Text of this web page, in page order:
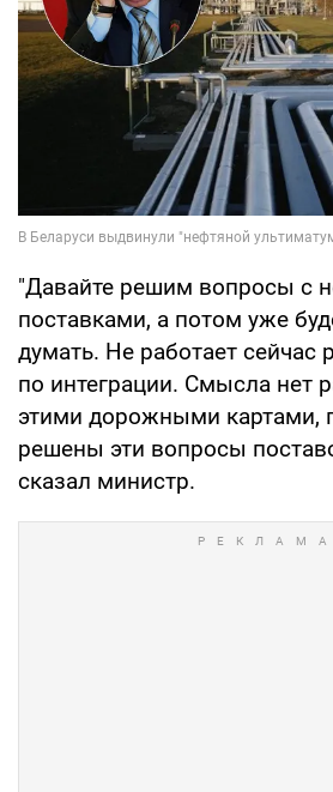
"Давайте решим вопросы с
поставками, а потом уже
думать. Не работает сейчас
по интеграции. Смысла нет
этими дорожными картами,
решены эти вопросы
сказал министр.